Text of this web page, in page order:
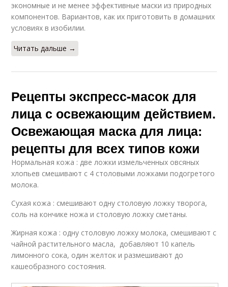
экономные и не менее эффективные маски из природных
компонентов. Вариантов, как их приготовить в домашних
условиях в изобилии.
Читать дальше →
Рецепты экспресс-масок для
лица с освежающим действием.
Освежающая маска для лица:
рецепты для всех типов кожи
Нормальная кожа : две ложки измельченных овсяных
хлопьев смешивают с 4 столовыми ложками подогретого
молока.
Сухая кожа : смешивают одну столовую ложку творога,
соль на кончике ножа и столовую ложку сметаны.
Жирная кожа : одну столовую ложку молока, смешивают с
чайной растительного масла, добавляют 10 капель
лимонного сока, один желток и размешивают до
кашеобразного состояния.